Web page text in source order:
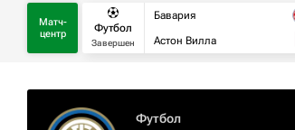
Матч-
центр
Футбол
Завершен
Бавария
Астон Вилла
Футбол